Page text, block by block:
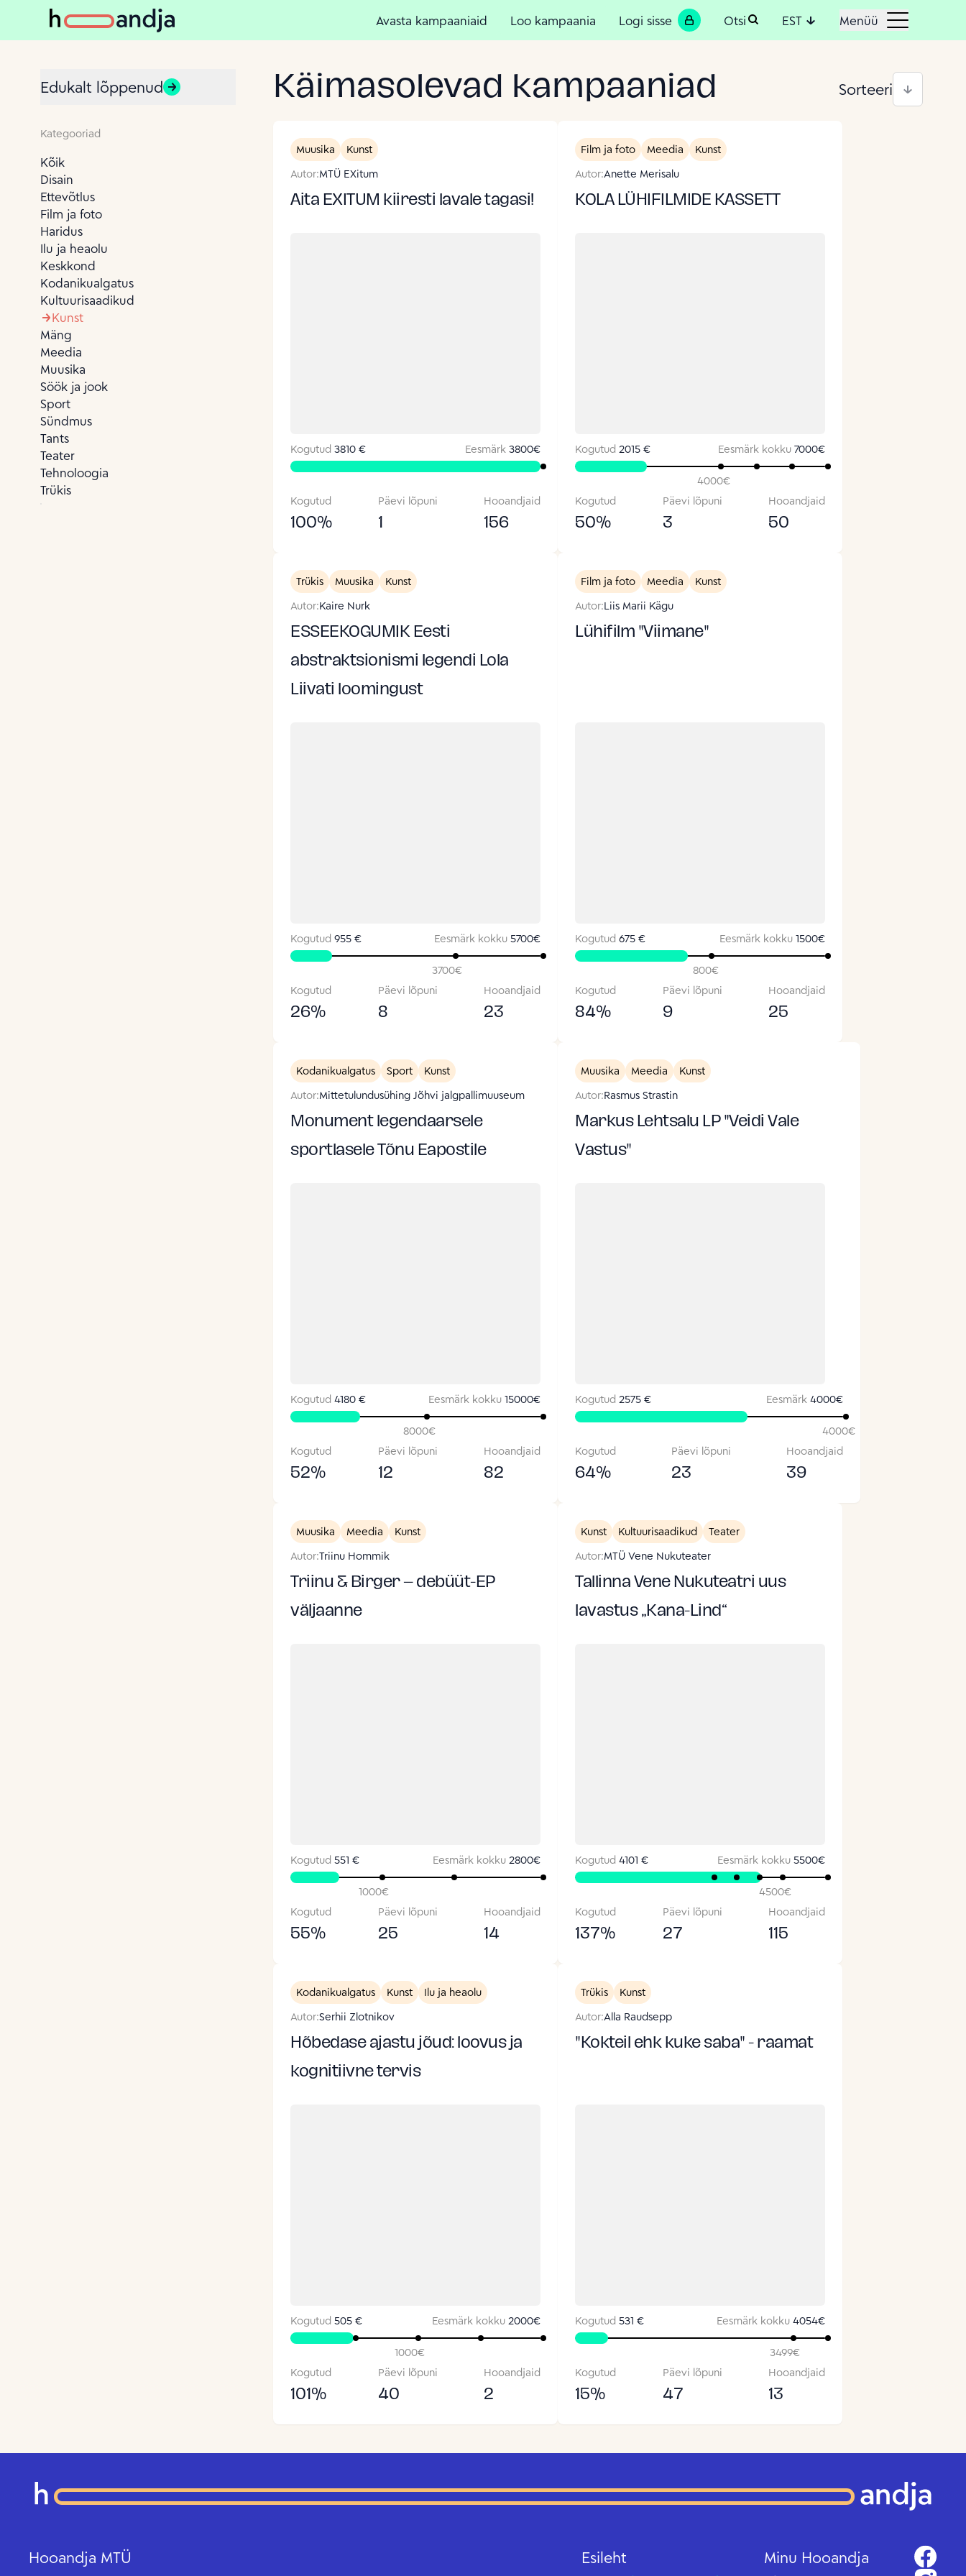
Avasta kampaaniaid Loo kampaania Logi sisse Otsi EST Menüü
Edukalt lõppenud
Kategooriad
Kõik
Disain
Ettevõtlus
Film ja foto
Haridus
Ilu ja heaolu
Keskkond
Kodanikualgatus
Kultuurisaadikud
Kunst
Mäng
Meedia
Muusika
Söök ja jook
Sport
Sündmus
Tants
Teater
Tehnoloogia
Trükis
Käimasolevad kampaaniad Sorteeri
Muusika
Kunst
Autor:MTÜ EXitum
Aita EXITUM kiiresti lavale tagasi!
Kogutud 3810 € Eesmärk 3800€
Kogutud
100%
Päevi lõpuni
1
Hooandjaid
156
Film ja foto Meedia
Kunst
Autor:Anette Merisalu
KOLA LÜHIFILMIDE KASSETT
Kogutud 2015 € Eesmärk kokku 7000€
4000€
Kogutud
50%
Päevi lõpuni
3
Hooandjaid
50
Trükis Muusika
Kunst
Autor:Kaire Nurk
ESSEEKOGUMIK Eesti
abstraktsionismi legendi Lola
Liivati loomingust
Kogutud 955 € Eesmärk kokku 5700€
3700€
Kogutud
26%
Päevi lõpuni
8
Hooandjaid
23
Film ja foto Meedia
Kunst
Autor:Liis Marii Kägu
Lühifilm "Viimane"
Kogutud 675 € Eesmärk kokku 1500€
800€
Kogutud
84%
Päevi lõpuni
9
Hooandjaid
25
Kodanikualgatus Sport
Kunst
Autor:Mittetulundusühing Jõhvi jalgpallimuuseum
Monument legendaarsele
sportlasele Tõnu Eapostile
Kogutud 4180 € Eesmärk kokku 15000€
8000€
Kogutud
52%
Päevi lõpuni
12
Hooandjaid
82
Muusika Meedia
Kunst
Autor:Rasmus Strastin
Markus Lehtsalu LP "Veidi Vale
Vastus"
Kogutud 2575 € Eesmärk 4000€
4000€
Kogutud
64%
Päevi lõpuni
23
Hooandjaid
39
Muusika Meedia
Kunst
Autor:Triinu Hommik
Triinu & Birger – debüüt-EP
väljaanne
Kogutud 551 € Eesmärk kokku 2800€
1000€
Kogutud
55%
Päevi lõpuni
25
Hooandjaid
14
Kunst Kultuurisaadikud
Teater
Autor:MTÜ Vene Nukuteater
Tallinna Vene Nukuteatri uus
lavastus „Kana-Lind“
Kogutud 4101 € Eesmärk kokku 5500€
4500€
Kogutud
137%
Päevi lõpuni
27
Hooandjaid
115
Kodanikualgatus Kunst
Ilu ja heaolu
Autor:Serhii Zlotnikov
Hõbedase ajastu jõud: loovus ja
kognitiivne tervis
Kogutud 505 € Eesmärk kokku 2000€
1000€
Kogutud
101%
Päevi lõpuni
40
Hooandjaid
2
Trükis
Kunst
Autor:Alla Raudsepp
"Kokteil ehk kuke saba" - raamat
Kogutud 531 € Eesmärk kokku 4054€
3499€
Kogutud
15%
Päevi lõpuni
47
Hooandjaid
13
Hooandja MTÜ
Esileht
Minu Hooandja